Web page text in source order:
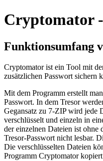
Cryptomator
Funktionsumfang
Cryptomator ist ein Tool mit
zusätzlichen Passwort sichern
Mit dem Programm erstellt
Passwort. In dem Tresor
Gegansatz zu 7-ZIP wird jede
verschlüsselt und einzeln in
der einzelnen Dateien ist ohne
Tresor-Passwort nicht lesbar.
Die verschlüsselten Dateien
Programm Cryptomator